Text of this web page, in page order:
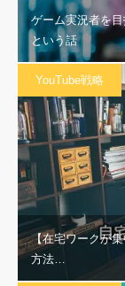
ゲーム実況者を
という話
YouTube戦略
【在宅ワークが
方法…